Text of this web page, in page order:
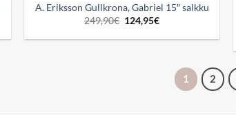
A. Eriksson Gullkrona, Gabriel 15″ salkku
249,90€ Alkuperäinen
hinta
oli:
124,95€Nykyinen
on:
1 2